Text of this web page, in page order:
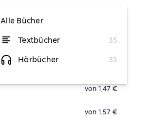
Alle Bücher
Textbücher
35
Hörbücher
35
von 1,57 €
von 1,36 €
von 1,47 €
von 1,57 €